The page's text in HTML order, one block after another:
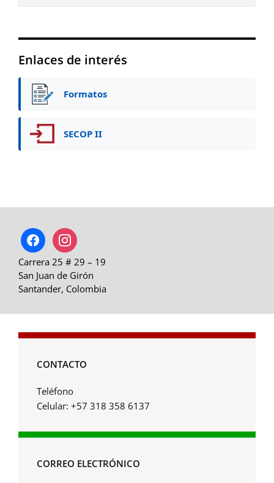
Enlaces de interés
Formatos
SECOP II
facebookinstagram
Carrera 25 # 29 – 19
San Juan de Girón
Santander, Colombia
CONTACTO
Teléfono
Celular: +57 318 358 6137
CORREO ELECTRÓNICO